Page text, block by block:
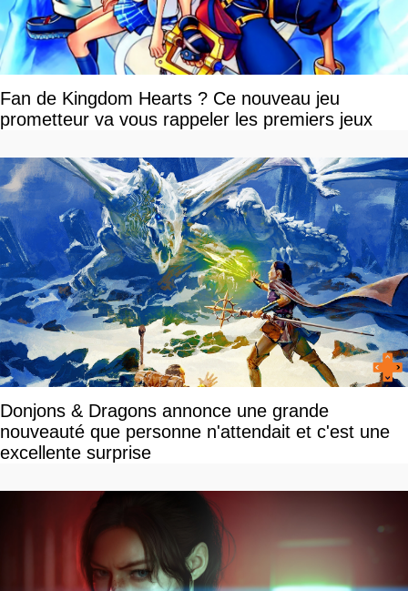
Fan de Kingdom Hearts ? Ce nouveau jeu
prometteur va vous rappeler les premiers jeux
Donjons & Dragons annonce une grande
nouveauté que personne n'attendait et c'est une
excellente surprise